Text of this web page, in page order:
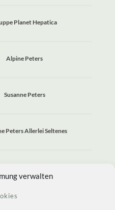
verwalten
Planet Hepatica
Alpine Peters
Susanne Peters
Peters Allerlei Seltenes